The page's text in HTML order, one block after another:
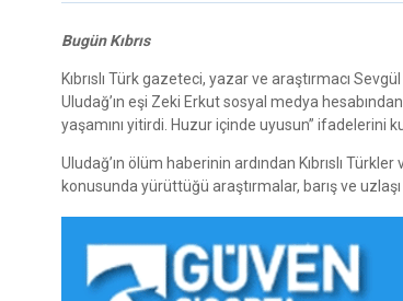
Bugün Kıbrıs
Kıbrıslı Türk gazeteci, yazar ve araştırmacı
Uludağ’ın eşi Zeki Erkut sosyal medya
yaşamını yitirdi. Huzur içinde uyusun” ifadelerini
Uludağ’ın ölüm haberinin ardından Kıbrıslı
konusunda yürüttüğü araştırmalar, barış ve uzlaşı